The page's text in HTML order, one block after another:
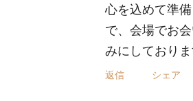
心を込めて準
で、会場でお
みにしておりま
返信 シェア